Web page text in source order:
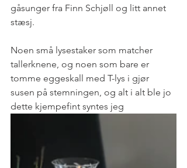
gåsunger fra Finn Schjøll og litt annet
stæsj.
Noen små lysestaker som matcher
tallerknene, og noen som bare er
tomme eggeskall med T-lys i gjør
susen på stemningen, og alt i alt ble jo
dette kjempefint syntes jeg